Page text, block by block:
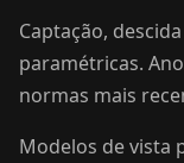
Captação,
paramétricas.
normas mais
Modelos de